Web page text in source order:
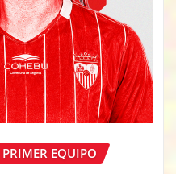
PRIMER EQUIPO